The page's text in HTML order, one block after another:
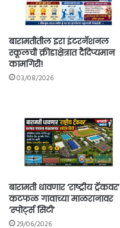
बारामतीतील इरा इंटरनॅशनल
स्कूलची क्रीडाक्षेत्रात दैदिप्यमान
कामगिरी!
03/08/2026
बारामती धावणार ‘राष्ट्रीय ट्रॅकवर’
कटफळ गावाच्या माळरानावर
‘स्पोर्ट्स सिटी’
29/06/2026